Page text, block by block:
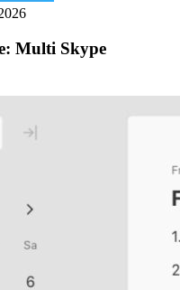
Multi Skype